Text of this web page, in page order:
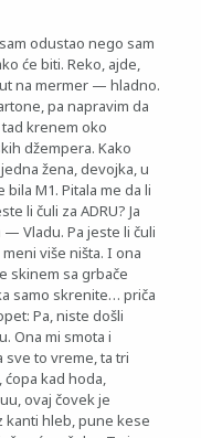
odustao nego sam
će biti. Reko, ajde,
na mermer — hladno.
pa napravim da
krenem oko
džempera. Kako
žena, devojka, u
M1. Pitala me da li
li čuli za ADRU? Ja
Vladu. Pa jeste li čuli
više ništa. I ona
skinem sa grbače
samo skrenite… priča
Pa, niste došli
Ona mi smota i
sve to vreme, ta tri
ćopa kad hoda,
ovaj čovek je
kanti hleb, pune kese